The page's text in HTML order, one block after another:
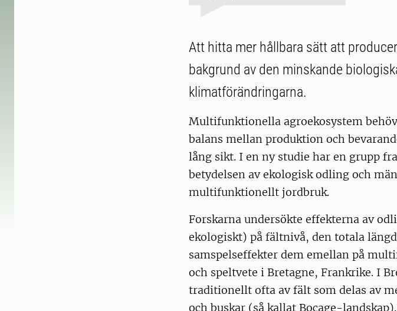
Att hitta mer hållbara sätt att
bakgrund av den minskande
klimatförändringarna.
Multifunktionella agroekosystem
balans mellan produktion och
lång sikt. I en ny studie har en grupp
betydelsen av ekologisk odling och
multifunktionellt jordbruk.
Forskarna undersökte effekterna av
ekologiskt) på fältnivå, den totala
samspelseffekter dem emellan på
och speltvete i Bretagne, Frankrike. I
traditionellt ofta av fält som delas av
och buskar (så kallat Bocage-